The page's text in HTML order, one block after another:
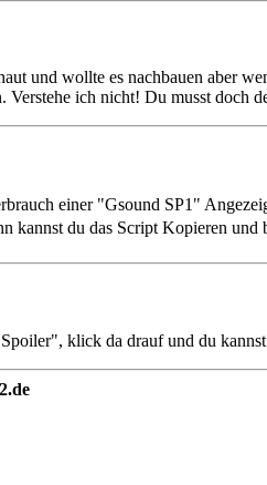
und wollte es nachbauen aber
Verstehe ich nicht! Du musst doch
einer "Gsound SP1"
kannst du das Script Kopieren
klick da drauf und du